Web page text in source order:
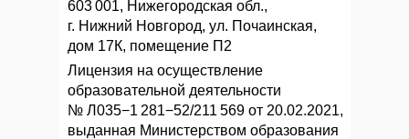
603 001, Нижегородская обл.,
г. Нижний Новгород, ул. Почаинская,
дом 17К, помещение П2
Лицензия на осуществление
образовательной деятельности
№ Л035−1 281−52/211 569 от 20.02.2021,
выданная Министерством образования